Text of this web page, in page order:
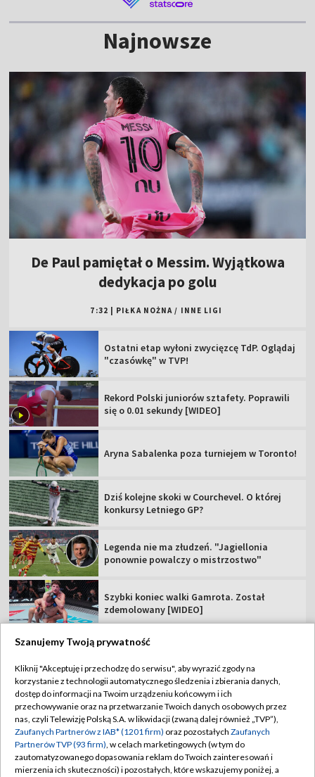
Najnowsze
De Paul pamiętał o Messim. Wyjątkowa
dedykacja po golu
7:32 PIŁKA NOŻNA / INNE LIGI
Ostatni etap wyłoni zwycięzcę TdP. Oglądaj
"czasówkę" w TVP!
Rekord Polski juniorów sztafety. Poprawili
się o 0.01 sekundy [WIDEO]
Aryna Sabalenka poza turniejem w Toronto!
Dziś kolejne skoki w Courchevel. O której
konkursy Letniego GP?
Legenda nie ma złudzeń. "Jagiellonia
ponownie powalczy o mistrzostwo"
Szybki koniec walki Gamrota. Został
zdemolowany [WIDEO]
TVP
Abonament TVP
Sklep TVP
Biuro Reklamy
Regulamin TVP
Polityka prywatności
Moje zgody
Szanujemy Twoją prywatność
Kliknij "Akceptuję i przechodzę do serwisu", aby wyrazić zgody na
korzystanie z technologii automatycznego śledzenia i zbierania danych,
dostęp do informacji na Twoim urządzeniu końcowym i ich
przechowywanie oraz na przetwarzanie Twoich danych osobowych przez
nas, czyli Telewizję Polską S.A. w likwidacji (zwaną dalej również „TVP”),
Zaufanych Partnerów z IAB* (1201 firm) oraz pozostałych Zaufanych
Partnerów TVP (93 firm), w celach marketingowych (w tym do
zautomatyzowanego dopasowania reklam do Twoich zainteresowań i
mierzenia ich skuteczności) i pozostałych, które wskazujemy poniżej, a